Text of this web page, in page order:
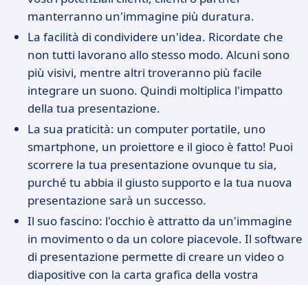
manterranno un'immagine più duratura.
La facilità di condividere un'idea. Ricordate che
non tutti lavorano allo stesso modo. Alcuni sono
più visivi, mentre altri troveranno più facile
integrare un suono. Quindi moltiplica l'impatto
della tua presentazione.
La sua praticità: un computer portatile, uno
smartphone, un proiettore e il gioco è fatto! Puoi
scorrere la tua presentazione ovunque tu sia,
purché tu abbia il giusto supporto e la tua nuova
presentazione sarà un successo.
Il suo fascino: l'occhio è attratto da un'immagine
in movimento o da un colore piacevole. Il software
di presentazione permette di creare un video o
diapositive con la carta grafica della vostra